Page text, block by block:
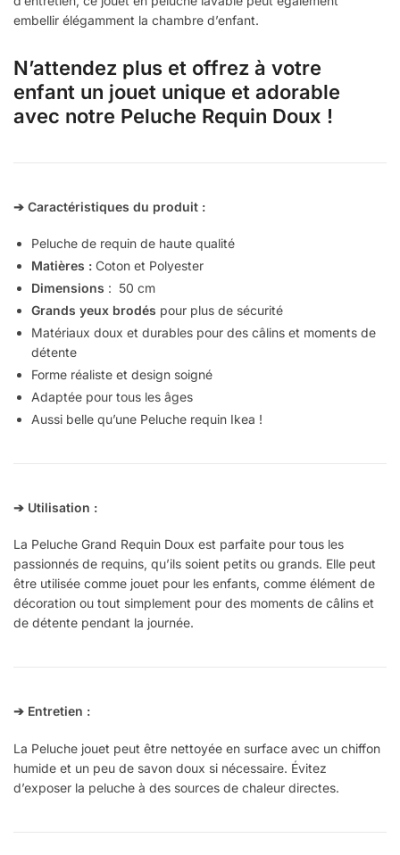
embellir élégamment la chambre d’enfant.
N’attendez plus et offrez à votre
enfant un jouet unique et adorable
avec notre Peluche Requin Doux !
➔ Caractéristiques du produit :
Peluche de requin de haute qualité
Matières : Coton et Polyester
Dimensions : 50 cm
Grands yeux brodés pour plus de sécurité
Matériaux doux et durables pour des câlins et moments de
détente
Forme réaliste et design soigné
Adaptée pour tous les âges
Aussi belle qu’une Peluche requin Ikea !
➔ Utilisation :
La Peluche Grand Requin Doux est parfaite pour tous les
passionnés de requins, qu’ils soient petits ou grands. Elle peut
être utilisée comme jouet pour les enfants, comme élément de
décoration ou tout simplement pour des moments de câlins et
de détente pendant la journée.
➔ Entretien :
La Peluche jouet peut être nettoyée en surface avec un chiffon
humide et un peu de savon doux si nécessaire. Évitez
d’exposer la peluche à des sources de chaleur directes.